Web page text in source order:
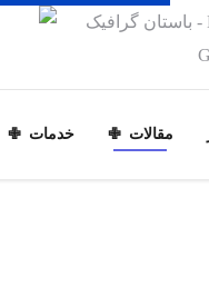
مقالات خدمات